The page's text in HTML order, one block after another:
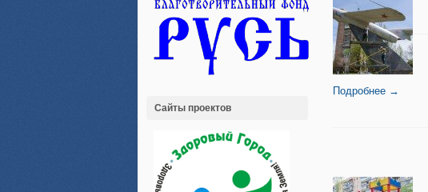
Сайты проектов
Подробнее →